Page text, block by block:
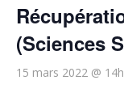
(Sciences
15 mars 2022 @